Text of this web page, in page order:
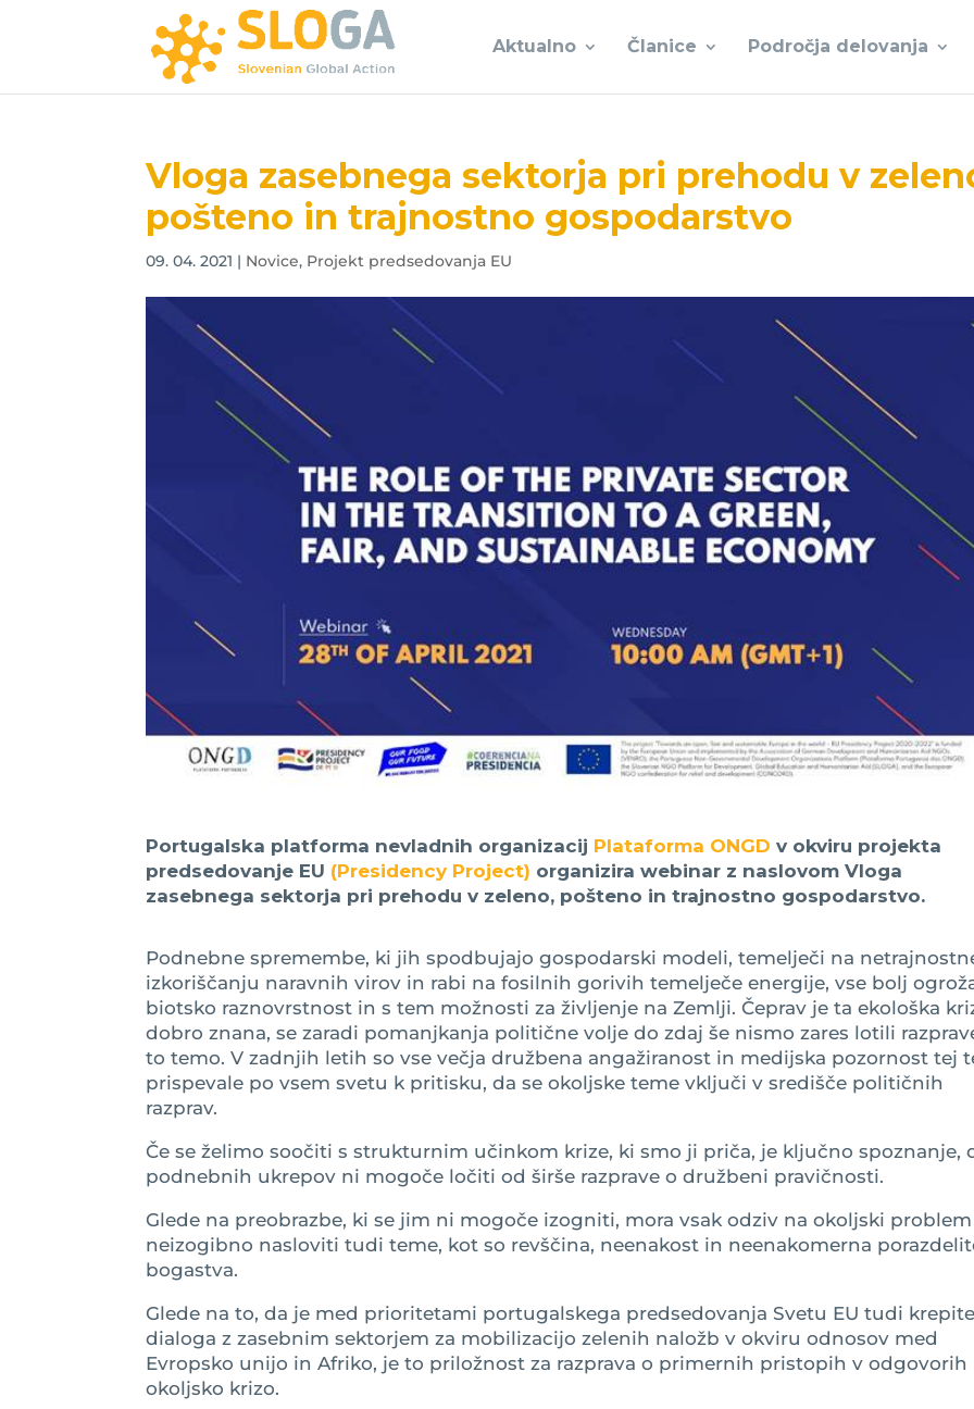
Aktualno Članice Področja delovanja
Vloga zasebnega sektorja pri prehodu v
pošteno in trajnostno gospodarstvo
09. 04. 2021 | Novice, Projekt predsedovanja EU
Portugalska platforma nevladnih organizacij Plataforma ONGD v okviru projekta
predsedovanje EU (Presidency Project) organizira webinar z naslovom Vloga
zasebnega sektorja pri prehodu v zeleno, pošteno in trajnostno gospodarstvo.
Podnebne spremembe, ki jih spodbujajo gospodarski modeli, temelječi na
izkoriščanju naravnih virov in rabi na fosilnih gorivih temelječe energije, vse bolj
biotsko raznovrstnost in s tem možnosti za življenje na Zemlji. Čeprav je ta ekološka
dobro znana, se zaradi pomanjkanja politične volje do zdaj še nismo zares lotili
to temo. V zadnjih letih so vse večja družbena angažiranost in medijska pozornost tej
prispevale po vsem svetu k pritisku, da se okoljske teme vključi v središče političnih
razprav.
Če se želimo soočiti s strukturnim učinkom krize, ki smo ji priča, je ključno spoznanje,
podnebnih ukrepov ni mogoče ločiti od širše razprave o družbeni pravičnosti.
Glede na preobrazbe, ki se jim ni mogoče izogniti, mora vsak odziv na okoljski problem
neizogibno nasloviti tudi teme, kot so revščina, neenakost in neenakomerna
bogastva.
Glede na to, da je med prioritetami portugalskega predsedovanja Svetu EU tudi
dialoga z zasebnim sektorjem za mobilizacijo zelenih naložb v okviru odnosov med
Evropsko unijo in Afriko, je to priložnost za razprava o primernih pristopih v odgovorih
okoljsko krizo.